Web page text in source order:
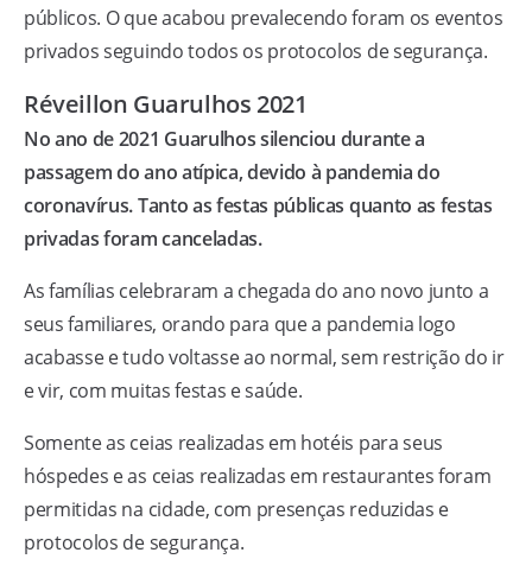
públicos. O que acabou prevalecendo foram os eventos
privados seguindo todos os protocolos de segurança.
Réveillon Guarulhos 2021
No ano de 2021 Guarulhos silenciou durante a
passagem do ano atípica, devido à pandemia do
coronavírus. Tanto as festas públicas quanto as festas
privadas foram canceladas.
As famílias celebraram a chegada do ano novo junto a
seus familiares, orando para que a pandemia logo
acabasse e tudo voltasse ao normal, sem restrição do ir
e vir, com muitas festas e saúde.
Somente as ceias realizadas em hotéis para seus
hóspedes e as ceias realizadas em restaurantes foram
permitidas na cidade, com presenças reduzidas e
protocolos de segurança.